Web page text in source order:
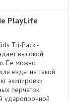
PlayLife
Tri-Pack -
высокой
Ее можно
езды на такой
экипировки
перчаток.
ударопрочной